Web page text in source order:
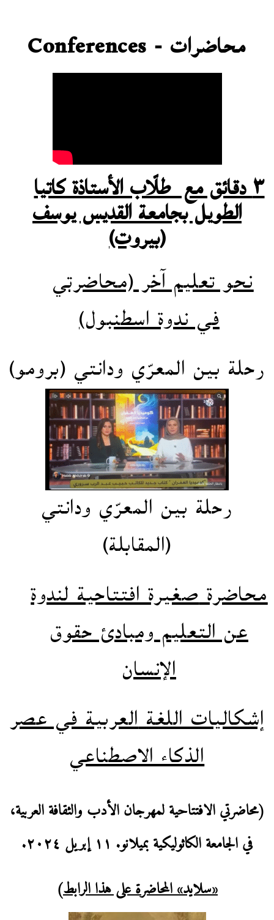
محاضرات - Conferences
٣ دقائق مع طلّاب الأستاذة كاتيا
الطويل بجامعةالقديس يوسف
(بيروت)
نحو تعليم آخر (محاضرتي
في ندوةاسطنبول)
رحلة بين المعرّي ودانتي (برومو)
رحلة بين المعرّي ودانتي
(المقابلة)
محاضرةصغيرة افتتاحية لندوة
عن التعليم ومبادئ حقوق
الإنسان
إشكاليات اللغةالعربية في عصر
الذكاء الاصطناعي
(محاضرتي الافتتاحية لمهرجان الأدب والثقافة العربية،
في الجامعة الكاثوليكية بميلانو. ١١ إبريل ٢٠٢٤.
«سلايد»المحاضرة على هذا الرابط)